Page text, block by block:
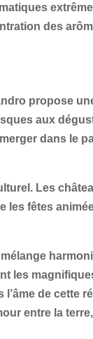
des
propose
aux
dans le
Les
les fêtes
les
l’âme de cette
entre la